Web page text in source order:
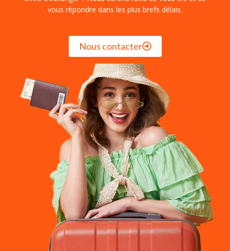
vous répondre dans les plus brefs délais.
Nous contacter